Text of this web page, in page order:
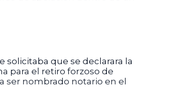
que se declarara la
para el retiro forzoso de
ser nombrado notario en el